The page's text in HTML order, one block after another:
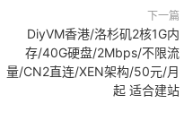
下一篇
DiyVM香港/洛杉矶2核1G内
存/40G硬盘/2Mbps/不限流
量/CN2直连/XEN架构/50元/月
起 适合建站